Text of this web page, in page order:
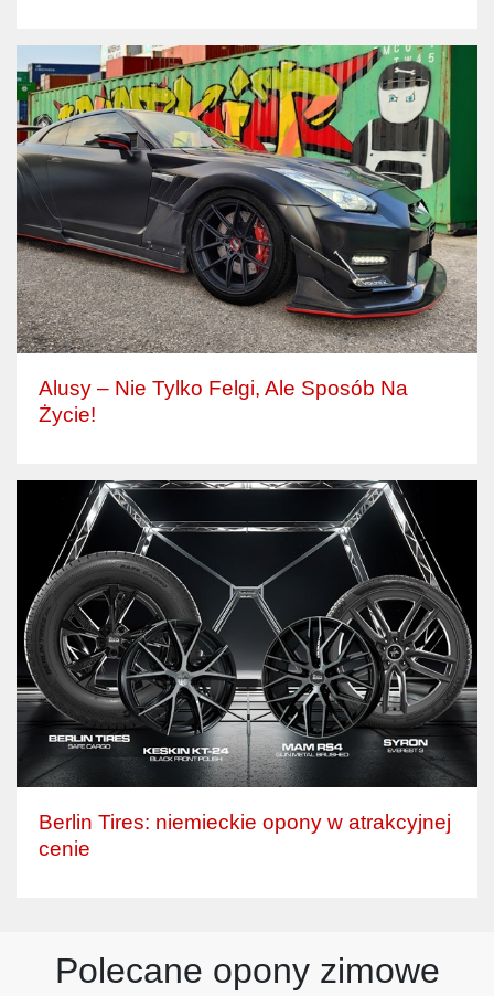
Alusy – Nie Tylko Felgi, Ale Sposób Na
Życie!
Berlin Tires: niemieckie opony w atrakcyjnej
cenie
Polecane opony zimowe